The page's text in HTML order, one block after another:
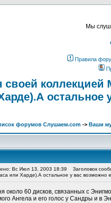
Мы
Правила
своей
остальное
форумов Слушаем.com -> Ваши
Вс Июл 13, 2003 18:39
Заголовок
или Харде).А остальное у вас возможно
около 60 дисков, связанных с
Ангела и его голос у Сандры и в